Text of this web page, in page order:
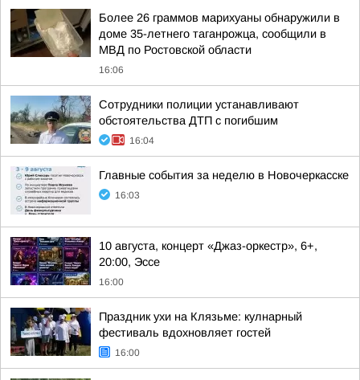
Более 26 граммов марихуаны обнаружили в
доме 35-летнего таганрожца, сообщили в
МВД по Ростовской области
16:06
Сотрудники полиции устанавливают
обстоятельства ДТП с погибшим
16:04
Главные события за неделю в Новочеркасске
16:03
10 августа, концерт «Джаз-оркестр», 6+,
20:00, Эссе
16:00
Праздник ухи на Клязьме: кулнарный
фестиваль вдохновляет гостей
16:00